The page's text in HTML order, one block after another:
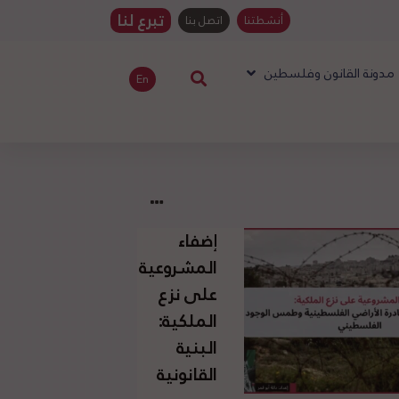
أنشطتنا اتصل بنا تبرع لنا
مدونة القانون وفلسطين En
إضفاء
المشروعية
على نزع
الملكية:
البنية
القانونية